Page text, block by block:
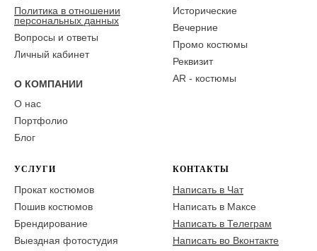
Политика в отношении
персональных данных
Вопросы и ответы
Личный кабинет
О КОМПАНИИ
О нас
Портфолио
Блог
Исторические
Вечерние
Промо костюмы
Реквизит
AR - костюмы
УСЛУГИ
Прокат костюмов
Пошив костюмов
Брендирование
Выездная фотостудия
КОНТАКТЫ
Написать в Чат
Написать в Максе
Написать в Телеграм
Написать во Вконтакте